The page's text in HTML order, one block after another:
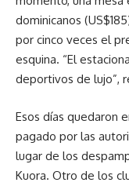
dominicanos
por cinco veces el
esquina. “El
deportivos de lujo”,
Esos días quedaron
pagado por las
lugar de los
Kuora. Otro de los